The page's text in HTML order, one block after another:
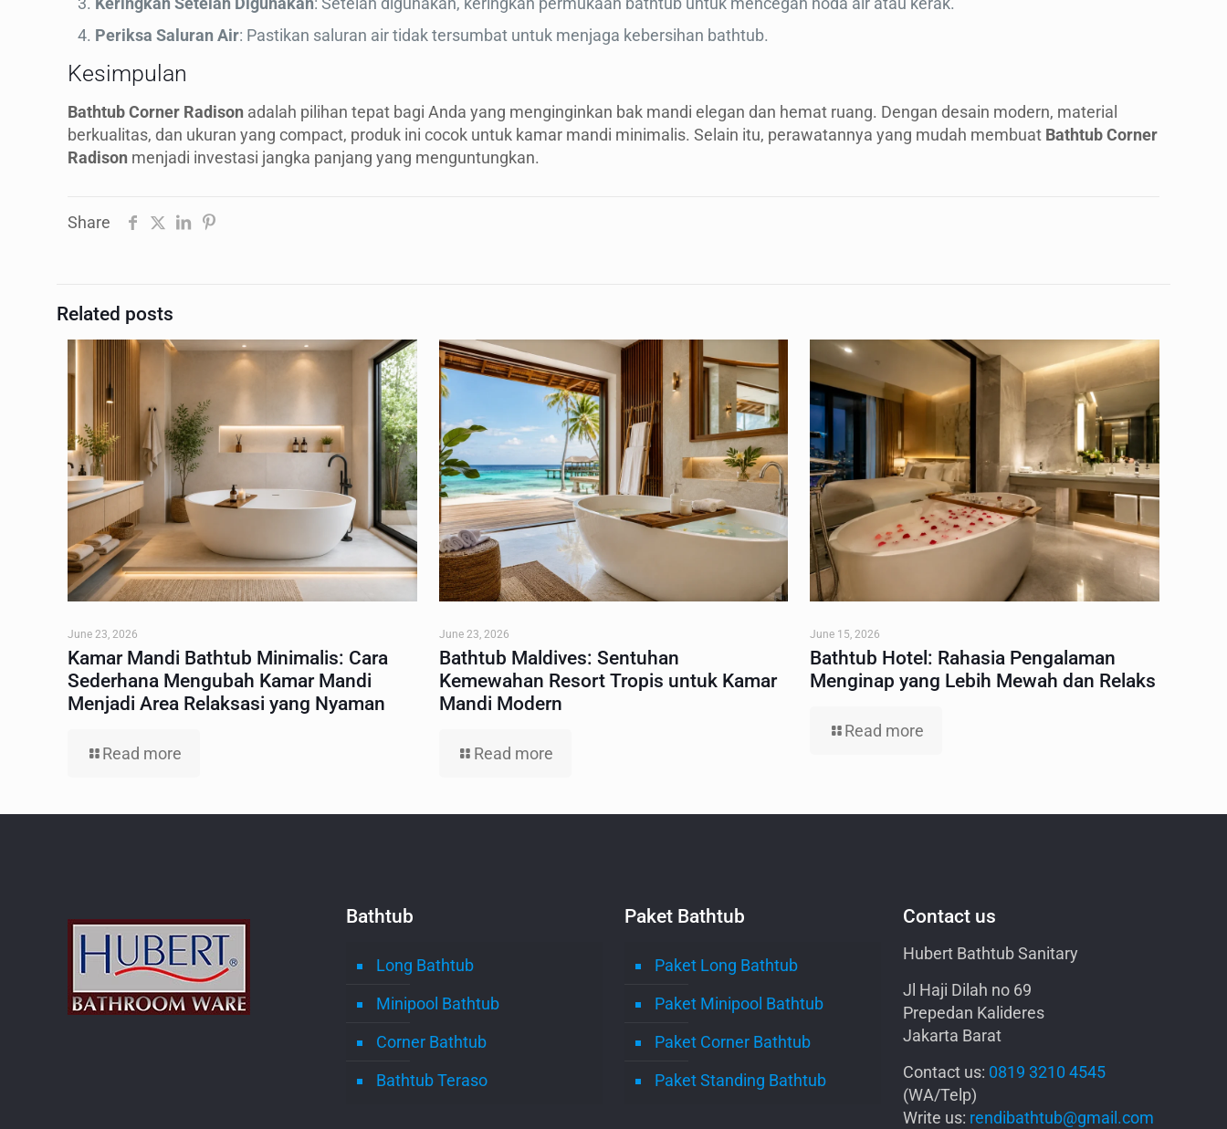
Periksa Saluran Air: Pastikan saluran air tidak tersumbat untuk menjaga kebersihan bathtub.
Kesimpulan
Bathtub Corner Radison adalah pilihan tepat bagi Anda yang menginginkan bak mandi elegan dan hemat ruang. Dengan desain modern, material
berkualitas, dan ukuran yang compact, produk ini cocok untuk kamar mandi minimalis. Selain itu, perawatannya yang mudah membuat Bathtub Corner
Radison menjadi investasi jangka panjang yang menguntungkan.
Share
Related posts
June 23, 2026
Kamar Mandi Bathtub Minimalis: Cara
Sederhana Mengubah Kamar Mandi
Menjadi Area Relaksasi yang Nyaman
Read more
June 23, 2026
Bathtub Maldives: Sentuhan
Kemewahan Resort Tropis untuk Kamar
Mandi Modern
Read more
June 15, 2026
Bathtub Hotel: Rahasia Pengalaman
Menginap yang Lebih Mewah dan Relaks
Read more
Bathtub
Long Bathtub
Minipool Bathtub
Corner Bathtub
Bathtub Teraso
Paket Bathtub
Paket Long Bathtub
Paket Minipool Bathtub
Paket Corner Bathtub
Paket Standing Bathtub
Contact us
Hubert Bathtub Sanitary
Jl Haji Dilah no 69
Prepedan Kalideres
Jakarta Barat
Contact us: 0819 3210 4545
(WA/Telp)
Write us: rendibathtub@gmail.com